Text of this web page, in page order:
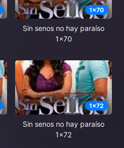
1x70
Sin senos no hay paraíso
1x70
1x72
Sin senos no hay paraíso
1x72